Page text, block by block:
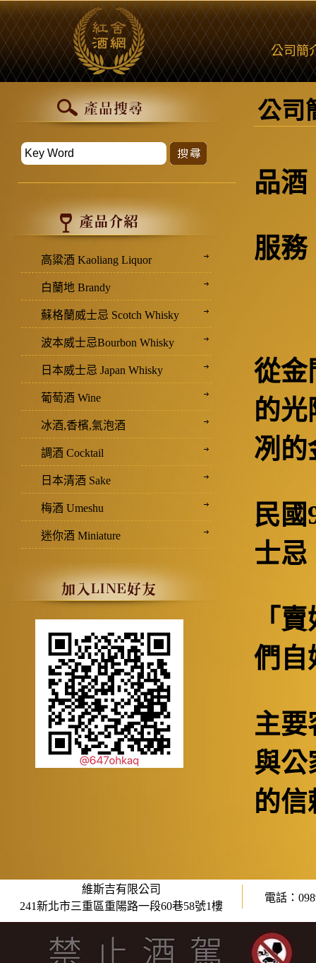
公司簡
高粱酒 Kaoliang Liquor
白蘭地 Brandy
蘇格蘭威士忌 Scotch Whisky
波本威士忌Bourbon Whisky
日本威士忌 Japan Whisky
葡萄酒 Wine
冰酒,香檳,氣泡酒
調酒 Cocktail
日本清酒 Sake
梅酒 Umeshu
迷你酒 Miniature
公司
品
服
從金
的
冽的
民
士忌
「
們自
主要
與公
的
維斯吉有限公司
241新北市三重區重陽路一段60巷58號1樓
電話：